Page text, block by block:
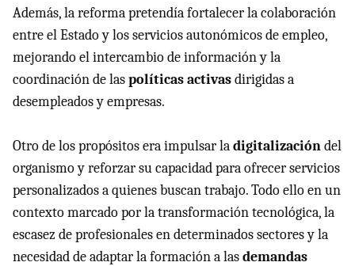
Además, la reforma pretendía fortalecer la colaboración
entre el Estado y los servicios autonómicos de empleo,
mejorando el intercambio de información y la
coordinación de laspolíticas activasdirigidas a
desempleados y empresas.
Otro de los propósitos era impulsar ladigitalizacióndel
organismo y reforzar su capacidad para ofrecer servicios
personalizados a quienes buscan trabajo. Todo ello en un
contexto marcado por la transformación tecnológica, la
escasez de profesionales en determinados sectores y la
necesidad de adaptar la formación a lasdemandas